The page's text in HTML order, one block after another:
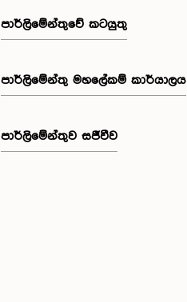
පාර්ලිමේන්තුවේ කටයුතු
පාර්ලිමේන්තු මහලේකම් කාර්යාලය
පාර්ලිමේන්තුව සජීවීව